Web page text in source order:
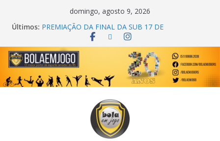
domingo, agosto 9, 2026
Últimos: PREMIAÇÃO DA FINAL DA SUB 17 DE
CACHOEIRINHA
AGEC CAMPEÃ DA 1ª COPA DA AMIZADE
CROSS FUT SM CAMPEÃ DO TORNEIO TURBO
AUTO CENTER
ONZE UNIDOS É BICAMPEÃO DA SUPER LIGA
METROPOLITANA